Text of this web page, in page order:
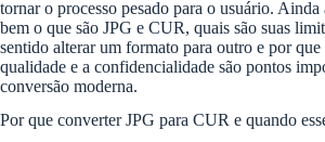
tornar o processo pesado para o usuário. Ainda
bem o que são JPG e CUR, quais são suas
sentido alterar um formato para outro e por que
qualidade e a confidencialidade são pontos
conversão moderna.
Por que converter JPG para CUR e quando